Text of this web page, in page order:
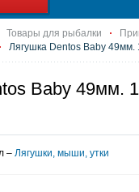
Товары для рыбалки
Лягушка Dentos Baby 49мм.
Baby 49мм.
– Лягушки, мыши, утки